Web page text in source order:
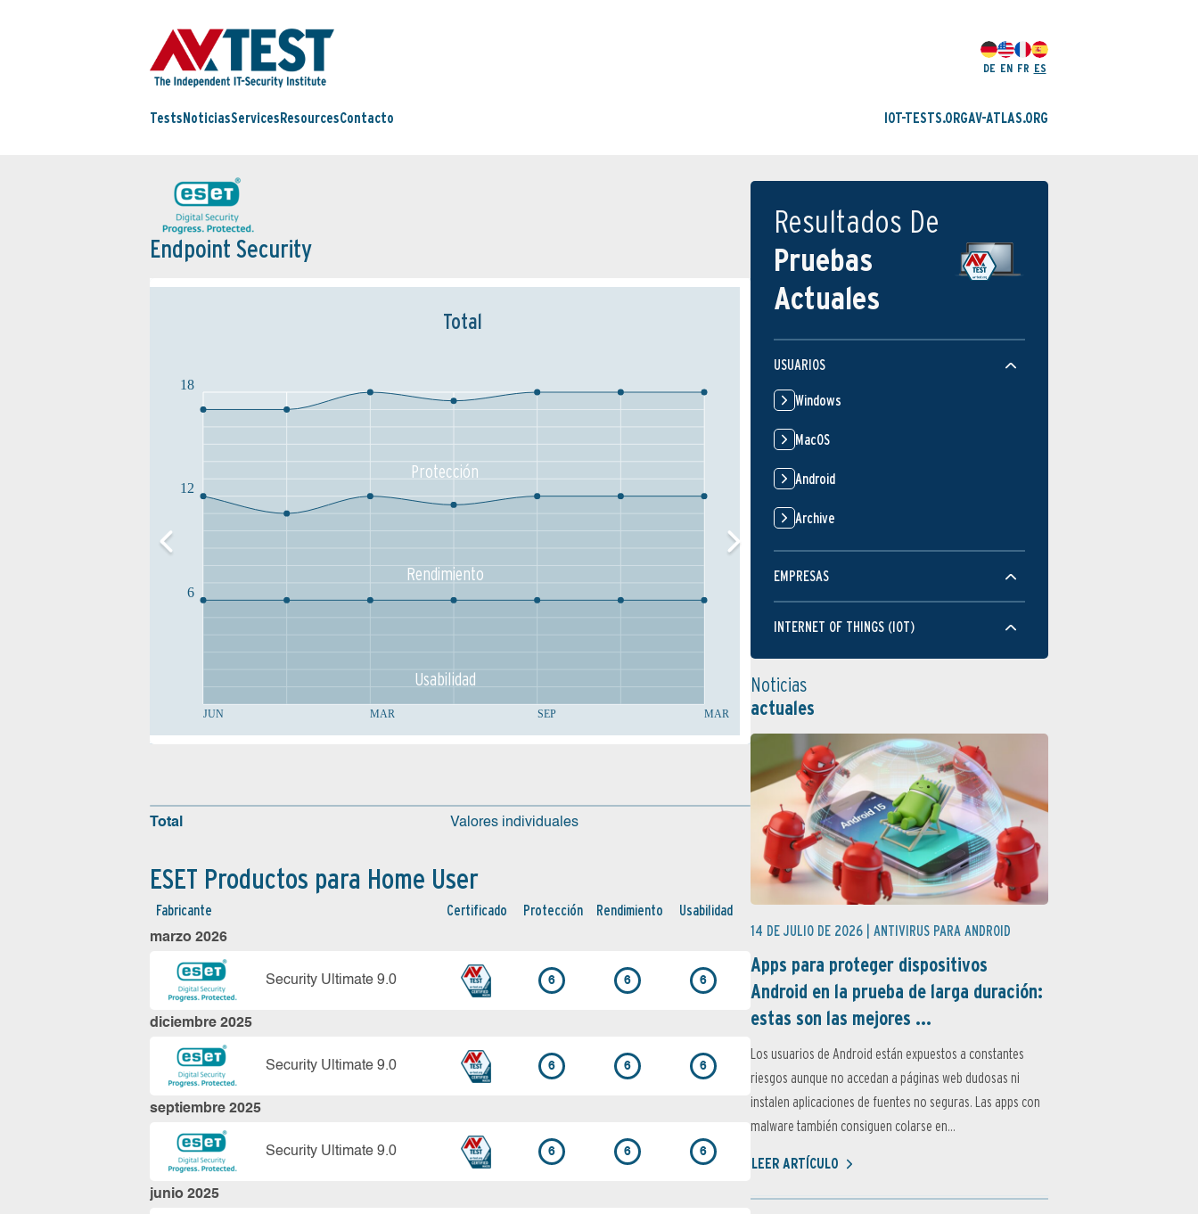
DE EN FR ES
Tests NoticiasServices ResourcesContacto IOT-TESTS.ORGAV-ATLAS.ORG
Endpoint Security
Total
JUN MAR SEP MAR
6
12
18
Protección
Rendimiento
Usabilidad
JUN MAR
Total Valores individuales
ESET Productos para Home User
Fabricante Certi­ficado Protección Rendimiento Usabilidad
marzo 2026
Security Ultimate 9.0 6 6 6
diciembre 2025
Security Ultimate 9.0 6 6 6
septiembre 2025
Security Ultimate 9.0 6 6 6
junio 2025
Resultados De
Pruebas
Actuales
USUARIOS
Windows
MacOS
Android
Archive
EMPRESAS
INTERNET OF THINGS (IOT)
Noticias
actuales
14 DE JULIO DE 2026 | ANTIVIRUS PARA ANDROID
Apps para proteger dispositivos
Android en la prueba de larga duración:
estas son las mejores ...
Los usuarios de Android están expuestos a constantes
riesgos aunque no accedan a páginas web dudosas ni
instalen aplicaciones de fuentes no seguras. Las apps con
malware también consiguen colarse en...
LEER ARTÍCULO